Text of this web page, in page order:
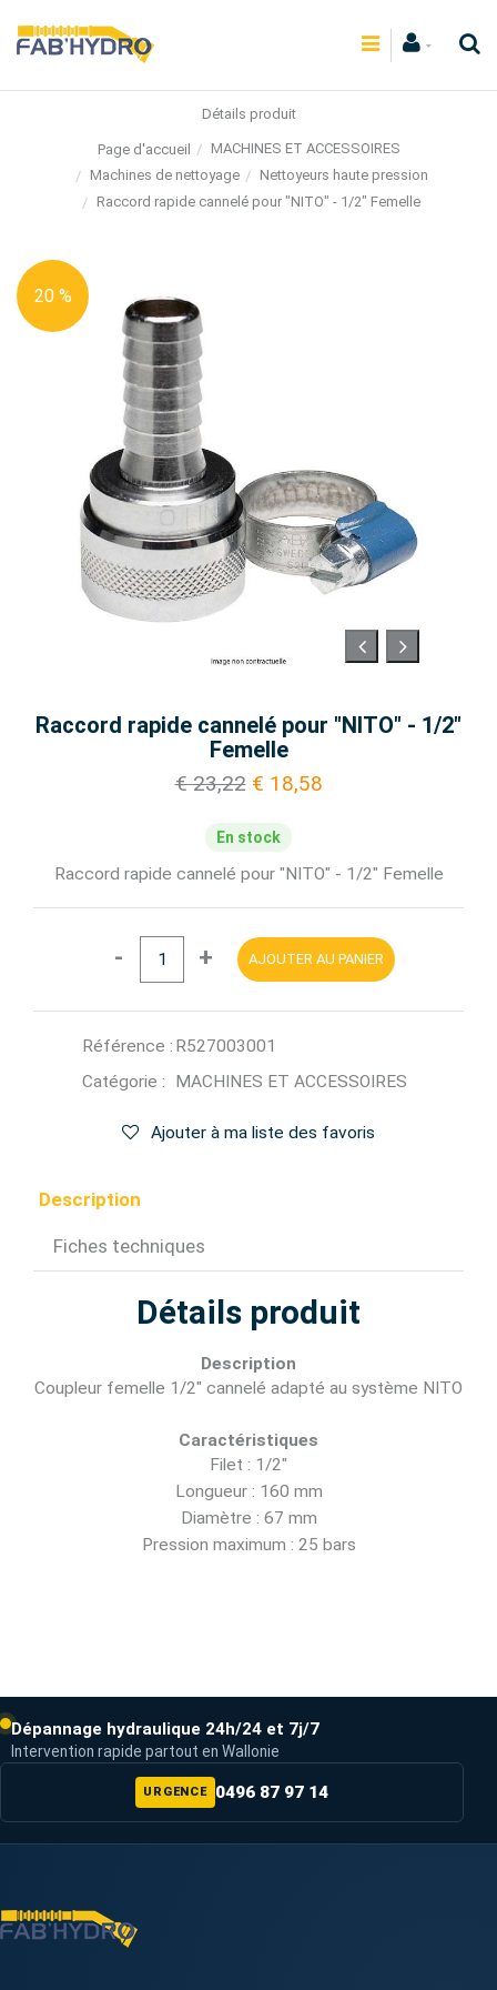
Détails produit
Page d'accueil
MACHINES ET ACCESSOIRES
Machines de nettoyage
Nettoyeurs haute pression
Raccord rapide cannelé pour "NITO" - 1/2" Femelle
20 %
Raccord rapide cannelé pour "NITO" - 1/2"
Femelle
€ 23,22 € 18,58
En stock
Raccord rapide cannelé pour "NITO" - 1/2" Femelle
- + AJOUTER AU PANIER
Référence : R527003001
Catégorie :
MACHINES ET ACCESSOIRES
Ajouter à ma liste des favoris
Description
Fiches techniques
Détails produit
Description
Coupleur femelle 1/2" cannelé adapté au système NITO
Caractéristiques
Filet : 1/2"
Longueur : 160 mm
Diamètre : 67 mm
Pression maximum : 25 bars
Dépannage hydraulique 24h/24 et 7j/7
Intervention rapide partout en Wallonie
URGENCE 0496 87 97 14